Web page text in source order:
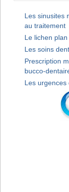
Les sinusites
au traitement
Le lichen
Les soins
Prescription
bucco-
Les